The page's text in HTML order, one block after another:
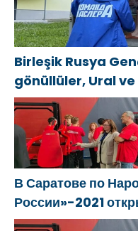
Birleşik Rusya
gönüllüler, Ural
sonuçlarını
oluyor
В Саратове по
России»-2021
спортзал «Новая